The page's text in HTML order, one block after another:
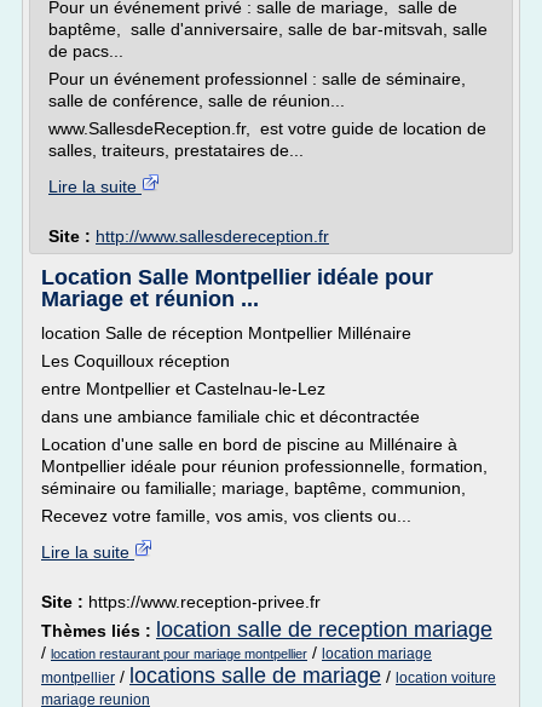
Pour un événement privé : salle de mariage, salle de
baptême, salle d'anniversaire, salle de bar-mitsvah, salle
de pacs...
Pour un événement professionnel : salle de séminaire,
salle de conférence, salle de réunion...
www.SallesdeReception.fr, est votre guide de location de
salles, traiteurs, prestataires de...
Lire la suite
Site : http://www.sallesdereception.fr
Location Salle Montpellier idéale pour
Mariage et réunion ...
location Salle de réception Montpellier Millénaire
Les Coquilloux réception
entre Montpellier et Castelnau-le-Lez
dans une ambiance familiale chic et décontractée
Location d'une salle en bord de piscine au Millénaire à
Montpellier idéale pour réunion professionnelle, formation,
séminaire ou familialle; mariage, baptême, communion,
Recevez votre famille, vos amis, vos clients ou...
Lire la suite
Site : https://www.reception-privee.fr
Thèmes liés : location salle de reception mariage
/ location restaurant pour mariage montpellier / location mariage
montpellier / locations salle de mariage / location voiture
mariage reunion